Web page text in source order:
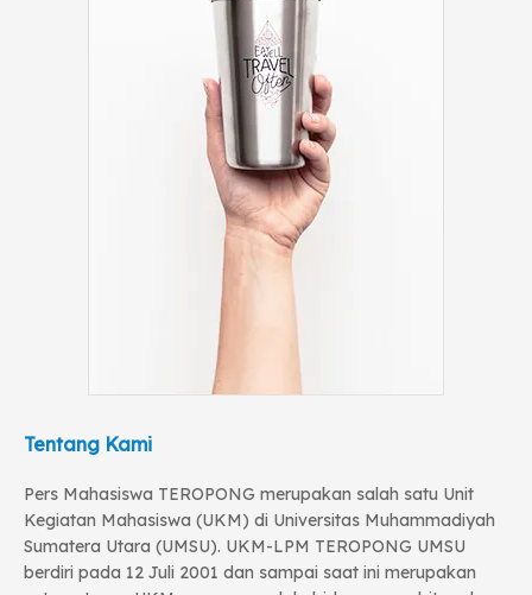
Tentang Kami
Pers Mahasiswa TEROPONG merupakan salah satu Unit
Kegiatan Mahasiswa (UKM) di Universitas Muhammadiyah
Sumatera Utara (UMSU). UKM-LPM TEROPONG UMSU
berdiri pada 12 Juli 2001 dan sampai saat ini merupakan